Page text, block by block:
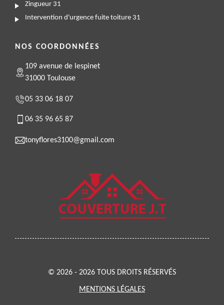
Zingueur 31
Intervention d'urgence fuite toiture 31
NOS COORDONNÉES
109 avenue de lespinet
31000 Toulouse
05 33 06 18 07
06 35 96 65 87
tonyflores3100@gmail.com
© 2026 - 2026 TOUS DROITS RÉSERVÉS
MENTIONS LÉGALES